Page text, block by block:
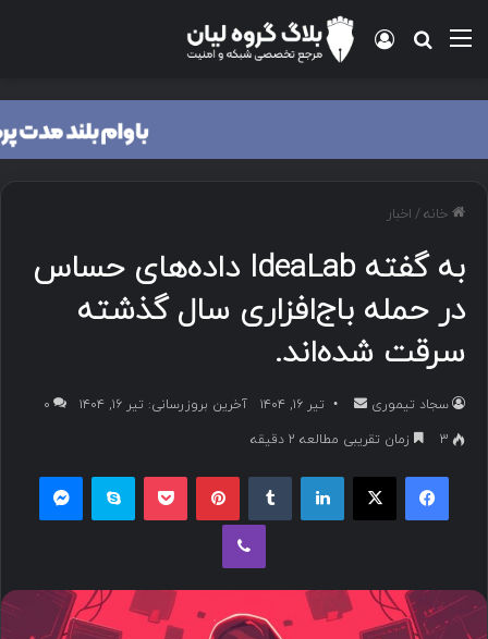
منو جستجو برای
ورود
خانه/ اخبار
به گفته IdeaLab داده‌های حساس
در حمله باج‌افزاری سال گذشته
سرقت شده‌اند.
سجاد تیموری
ا
ا
ی
تیر ۱۶, ۱۴۰۴ آخرین بروزرسانی: تیر ۱۶, ۱۴۰۴
۰
3
زمان تقریبی مطالعه 2 دقیقه
فیسبوک ایکس لینکداین پینتریست پاکت اسکایپ
وایبر